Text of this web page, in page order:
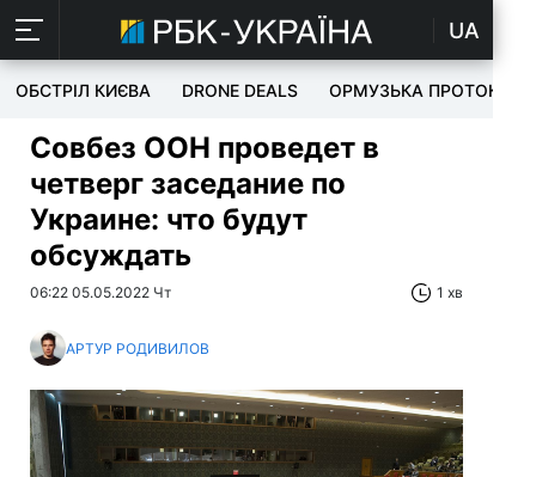
UA
ОБСТРІЛ КИЄВА DRONE DEALS ОРМУЗЬКА ПРОТОКА
Совбез ООН проведет в
четверг заседание по
Украине: что будут
обсуждать
06:22 05.05.2022 Чт 1 хв
АРТУР РОДИВИЛОВ